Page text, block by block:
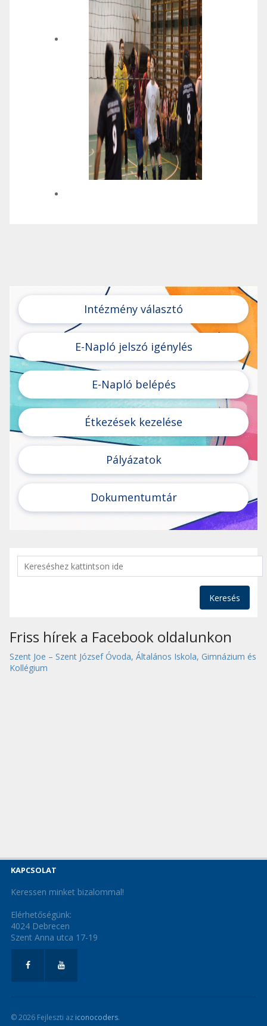
Intézmény választó
E-Napló jelszó igénylés
E-Napló belépés
Étkezések kezelése
Pályázatok
Dokumentumtár
Keresés
Friss hírek a Facebook oldalunkon
Szent Joe – Szent József Óvoda, Általános Iskola, Gimnázium és
Kollégium
KAPCSOLAT
Keressen minket bizalommal!
Elérhetőségünk:
4024 Debrecen
Szent Anna utca 17-19
© 2026 Fejleszti az iconocoders.